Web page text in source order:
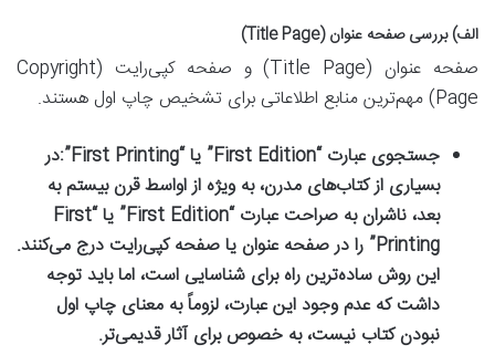
الف) بررسی صفحه عنوان (Title Page)
صفحه عنوان (Title Page) و صفحه کپی‌رایت (Copyright
Page) مهم‌ترین منابع اطلاعاتی برای تشخیص چاپ اول هستند.
جستجوی عبارت “First Edition” یا “First Printing”:
در
بسیاری از کتاب‌های مدرن، به ویژه از اواسط قرن بیستم به
بعد، ناشران به صراحت عبارت “First Edition” یا “First
Printing” را در صفحه عنوان یا صفحه کپی‌رایت درج می‌کنند.
این روش ساده‌ترین راه برای شناسایی است، اما باید توجه
داشت که عدم وجود این عبارت، لزوماً به معنای چاپ اول
نبودن کتاب نیست، به خصوص برای آثار قدیمی‌تر.